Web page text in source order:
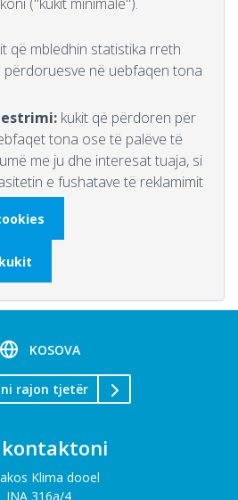
që mbledhin statistika rreth
përdoruesve në uebfaqen tona
kukit që përdoren për
tona ose të palëve të
me ju dhe interesat tuaja, si
e fushatave të reklamimit
KOSOVA
rajon tjetër
kontaktoni
Klima dooel
JNA 316a/4